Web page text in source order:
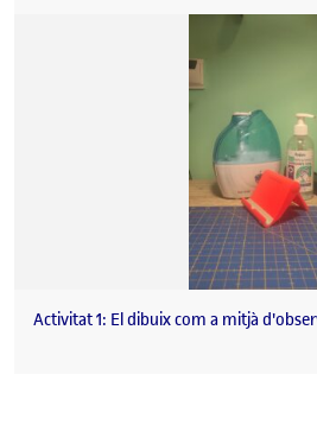
Activitat 1: El dibuix com a mitjà